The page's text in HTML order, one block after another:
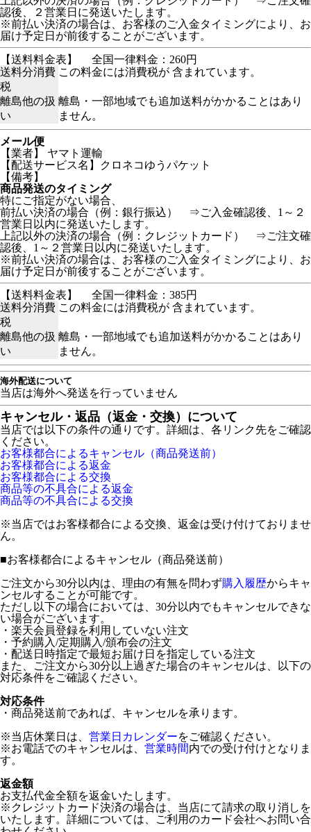
認後、２営業日に発送いたします。
※前払い決済の場合は、お客様のご入金タイミングにより、お
届け予定日が前後することがございます。
【送料料金表】
全国一律料金：260円
送料分消費
税
この料金には消費税が 含まれています。
離島他の扱
い
離島・一部地域でも追加送料がかかることはあり
ません。
メール便
【業者】 ヤマト運輸
【配送サービス名】クロネコゆうパケット
【備考】
商品発送のタイミング
特にご指定がない場合、
前払い決済の場合（例：銀行振込） ⇒ご入金確認後、1～２
営業日以内に発送いたします。
上記以外の決済の場合（例：クレジットカード） ⇒ご注文確
認後、1～２営業日以内に発送いたします。
※前払い決済の場合は、お客様のご入金タイミングにより、お
届け予定日が前後することがございます。
【送料料金表】
全国一律料金：385円
送料分消費
税
この料金には消費税が 含まれています。
離島他の扱
い
離島・一部地域でも追加送料がかかることはあり
ません。
海外配送について
当店は海外へ発送を行っていません
キャンセル・返品（返金・交換）について
当店では以下の条件の通りです。詳細は、各リンク先をご確認
ください。
お客様都合によるキャンセル（商品発送前）
お客様都合による返金
お客様都合による交換
商品等の不具合による返金
商品等の不具合による交換
※当店ではお客様都合による交換、返金は受け付けておりませ
ん。
■お客様都合によるキャンセル（商品発送前）
ご注文から30分以内は、理由の有無を問わず購入履歴からキャ
ンセルすることが可能です。
ただし以下の場合においては、30分以内でもキャンセルできな
い場合がございます。
・楽天会員登録を利用していない注文
・予約購入/定期購入/頒布会の注文
・配送日時指定で最短お届け日を指定している注文
また、ご注文から30分以上過ぎた場合のキャンセルは、以下の
対応条件をご確認ください。
対応条件
・商品発送前であれば、キャンセルを承ります。
※当店休業日は、 営業日カレンダーをご確認ください。
※お電話でのキャンセルは、 営業時間内での受け付けとなりま
す。
返金額
お支払代金全額を返金いたします。
※クレジットカード決済の場合は、当店にて請求の取り消しを
いたします。詳細については、ご利用のカード会社へお問い合